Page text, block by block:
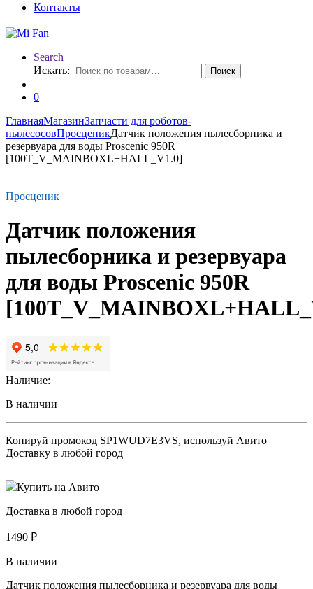
Контакты
Search
Искать:
Поиск
0
ГлавнаяМагазинЗапчасти для роботов-
пылесосовПросценикДатчик положения пылесборника и
резервуара для воды Proscenic 950R
[100T_V_MAINBOXL+HALL_V1.0]
Просценик
Датчик положения
пылесборника и резервуара
для воды Proscenic 950R
Наличие:
В наличии
Копируй промокод SP1WUD7E3VS, используй Авито
Доставку в любой город
Купить на Авито
Доставка в любой город
1490 ₽
В наличии
Датчик положения пылесборника и резервуара для воды